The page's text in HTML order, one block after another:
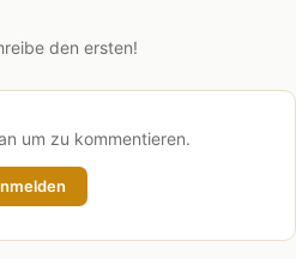
den ersten!
um zu kommentieren.